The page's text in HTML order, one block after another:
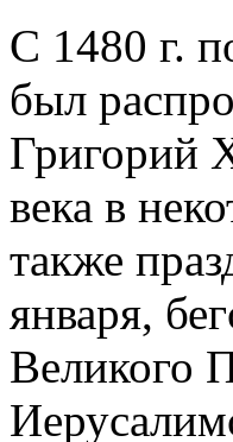
С 1480 г.
был
Григорий
века в
также
января,
Великого